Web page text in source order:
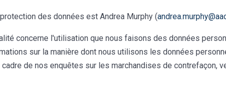
des données est Andrea Murphy (
concerne l'utilisation que nous faisons des données
sur la manière dont nous utilisons les données
de nos enquêtes sur les marchandises de contrefaçon,